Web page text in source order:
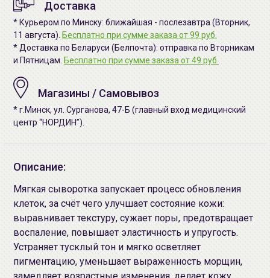
Доставка
* Курьером по Минску: ближайшая - послезавтра (Вторник,
11 августа). Бесплатно при сумме заказа от 99 руб.
* Доставка по Беларуси (Белпочта): отправка по Вторникам
и Пятницам. Бесплатно при сумме заказа от 49 руб.
Магазины / Самовывоз
* г.Минск, ул. Сурганова, 47-Б (главный вход медицинский
центр “НОРДИН”).
Описание:
Мягкая сыворотка запускает процесс обновления
клеток, за счёт чего улучшает состояние кожи:
выравнивает текстуру, сужает поры, предотвращает
воспаление, повышает эластичность и упругость.
Устраняет тусклый тон и мягко осветляет
пигментацию, уменьшает выраженность морщин,